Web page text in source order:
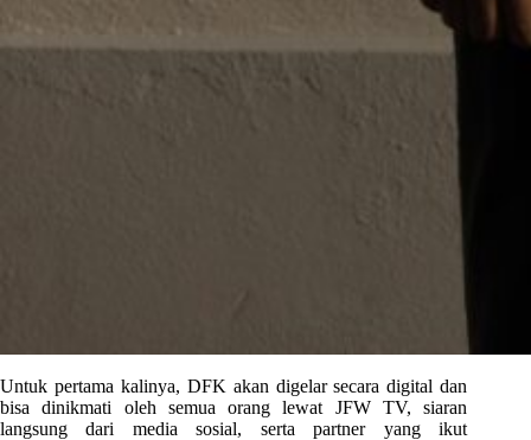
Untuk pertama kalinya, DFK akan digelar secara digital dan
bisa dinikmati oleh semua orang lewat JFW TV, siaran
langsung dari media sosial, serta partner yang ikut